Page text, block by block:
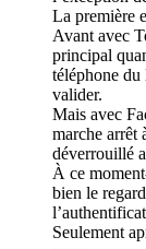
La première
Avant avec
principal
téléphone
valider.
Mais avec
marche arrêt
déverrouillé
À ce
bien le
Seulement